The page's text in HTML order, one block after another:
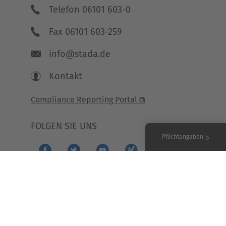
Telefon 06101 603-0
Fax 06101 603-259
info@stada.de
Kontakt
Compliance Reporting Portal ⧉
FOLGEN SIE UNS
Pflichtangaben